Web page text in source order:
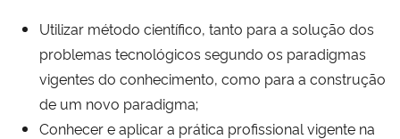
Advocacia-Geral da União
Banco Central do Brasil
Utilizar método científico, tanto para a solução dos
problemas tecnológicos segundo os paradigmas
vigentes do conhecimento, como para a construção
de um novo paradigma;
Conhecer e aplicar a prática profissional vigente na